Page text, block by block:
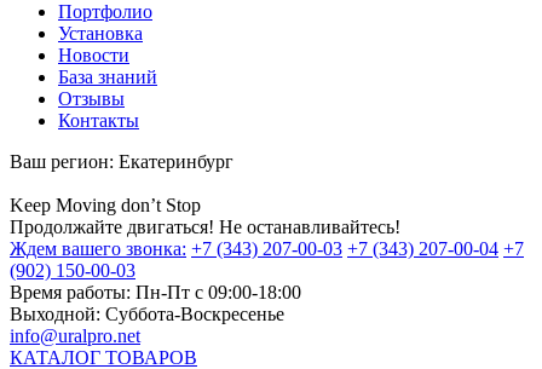
Портфолио
Установка
Новости
База знаний
Отзывы
Контакты
Ваш регион: Екатеринбург
Keep Moving don’t Stop
Продолжайте двигаться! Не останавливайтесь!
Ждем вашего звонка: +7 (343) 207-00-03 +7 (343) 207-00-04 +7
(902) 150-00-03
Время работы: Пн-Пт с 09:00-18:00
Выходной: Суббота-Воскресенье
info@uralpro.net
КАТАЛОГ ТОВАРОВ